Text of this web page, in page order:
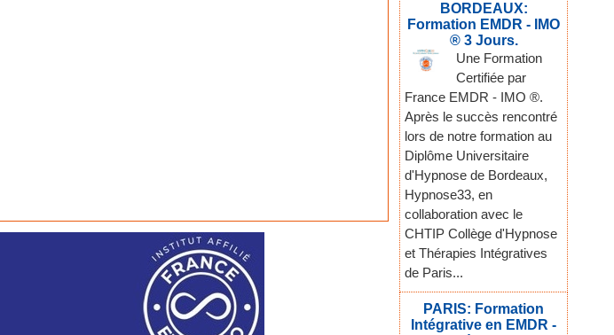
BORDEAUX:
Formation EMDR - IMO
® 3 Jours.
Une Formation
Certifiée par
France EMDR - IMO ®.
Après le succès rencontré
lors de notre formation au
Diplôme Universitaire
d'Hypnose de Bordeaux,
Hypnose33, en
collaboration avec le
CHTIP Collège d'Hypnose
et Thérapies Intégratives
de Paris...
PARIS: Formation
Intégrative en EMDR -